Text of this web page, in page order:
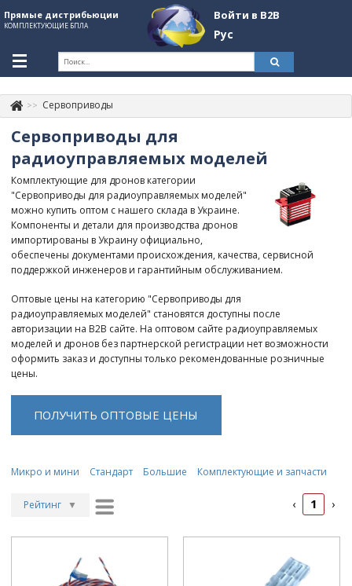
Прямые дистрибьюции
КОМПЛЕКТУЮЩИЕ БПЛА
Войти в B2B
Рус
+380507774092 Контакты
About Company
Обзоры
Категории
Бренды
Войти в B2B
Стать партнером
Сервоприводы
Сервоприводы для
радиоуправляемых моделей
Комплектующие для дронов категории
"Сервоприводы для радиоуправляемых моделей"
можно купить оптом с нашего склада в Украине.
Компоненты и детали для производства дронов
импортированы в Украину официально,
обеспечены документами происхождения, качества, сервисной
поддержкой инженеров и гарантийным обслуживанием.
Оптовые цены на категорию "Сервоприводы для
радиоуправляемых моделей" становятся доступны после
авторизации на B2B сайте. На оптовом сайте радиоуправляемых
моделей и дронов без партнерской регистрации нет возможности
оформить заказ и доступны только рекомендованные розничные
цены.
ПОЛУЧИТЬ ОПТОВЫЕ ЦЕНЫ
Микро и мини Стандарт Большие Комплектующие и запчасти
Рейтинг ▼
‹ 1 ›